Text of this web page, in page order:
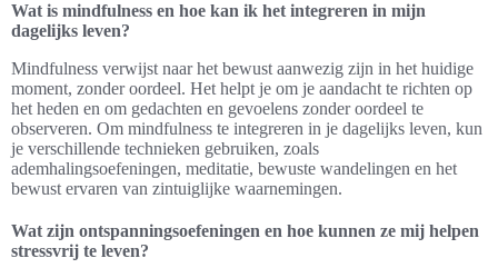
Wat is mindfulness en hoe kan ik het integreren in mijn
dagelijks leven?
Mindfulness verwijst naar het bewust aanwezig zijn in het huidige
moment, zonder oordeel. Het helpt je om je aandacht te richten op
het heden en om gedachten en gevoelens zonder oordeel te
observeren. Om mindfulness te integreren in je dagelijks leven, kun
je verschillende technieken gebruiken, zoals
ademhalingsoefeningen, meditatie, bewuste wandelingen en het
bewust ervaren van zintuiglijke waarnemingen.
Wat zijn ontspanningsoefeningen en hoe kunnen ze mij helpen
stressvrij te leven?